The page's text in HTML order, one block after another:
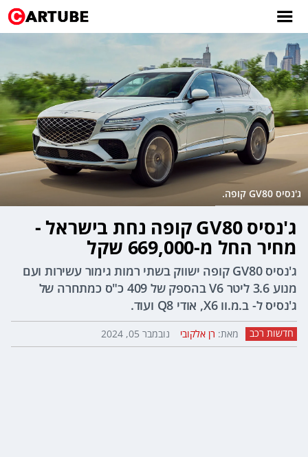
ג'נסיס GV80 קופה.
ג'נסיס GV80 קופה נחת בישראל -
מחיר החל מ-669,000 שקל
ג'נסיס GV80 קופה ישווק בשתי רמות גימור עשירות ועם
מנוע 3.6 ליטר V6 בהספק של 409 כ"ס כמתחרה של
ג'נסיס ל- ב.מ.וו X6, אודי Q8 ועוד.
חדשות רכב מאת: רן אלקובי נובמבר 05, 2024